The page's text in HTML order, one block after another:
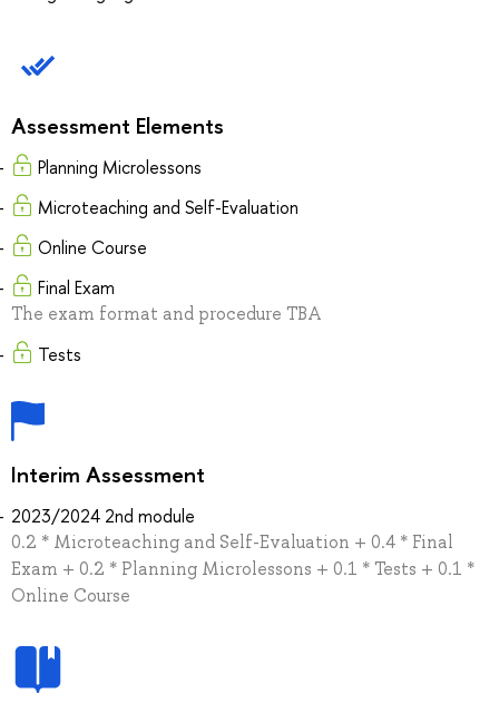
Assessment Elements
Planning Microlessons
Microteaching and Self-Evaluation
Online Course
Final Exam
The exam format and procedure TBA
Tests
Interim Assessment
2023/2024 2nd module
0.2 * Microteaching and Self-Evaluation + 0.4 * Final
Exam + 0.2 * Planning Microlessons + 0.1 * Tests + 0.1 *
Online Course